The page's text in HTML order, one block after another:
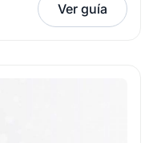
Ver guía